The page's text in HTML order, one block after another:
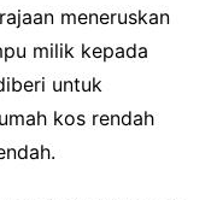
meneruskan
milik kepada
untuk
kos rendah